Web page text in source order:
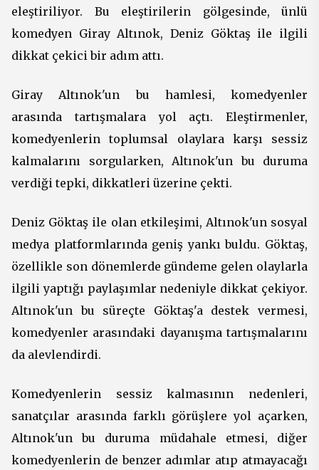
eleştiriliyor. Bu eleştirilerin gölgesinde, ünlü
komedyen Giray Altınok, Deniz Göktaş ile ilgili
dikkat çekici bir adım attı.
Giray Altınok'un bu hamlesi, komedyenler
arasında tartışmalara yol açtı. Eleştirmenler,
komedyenlerin toplumsal olaylara karşı sessiz
kalmalarını sorgularken, Altınok'un bu duruma
verdiği tepki, dikkatleri üzerine çekti.
Deniz Göktaş ile olan etkileşimi, Altınok'un sosyal
medya platformlarında geniş yankı buldu. Göktaş,
özellikle son dönemlerde gündeme gelen olaylarla
ilgili yaptığı paylaşımlar nedeniyle dikkat çekiyor.
Altınok'un bu süreçte Göktaş'a destek vermesi,
komedyenler arasındaki dayanışma tartışmalarını
da alevlendirdi.
Komedyenlerin sessiz kalmasının nedenleri,
sanatçılar arasında farklı görüşlere yol açarken,
Altınok'un bu duruma müdahale etmesi, diğer
komedyenlerin de benzer adımlar atıp atmayacağı